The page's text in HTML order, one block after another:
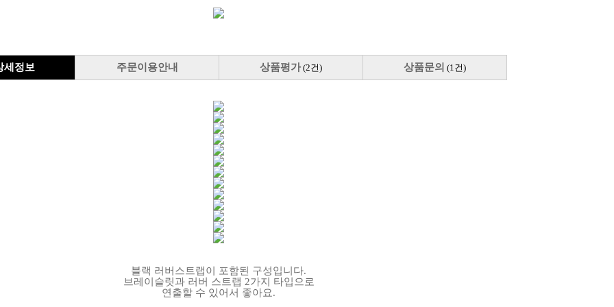
세정보 주문이용안내 상품평가(2건) 상품문의 (1건)
블랙 러버스트랩이 포함된 구성입니다.
브레이슬릿과 러버 스트랩 2가지 타입으로
연출할 수 있어서 좋아요.